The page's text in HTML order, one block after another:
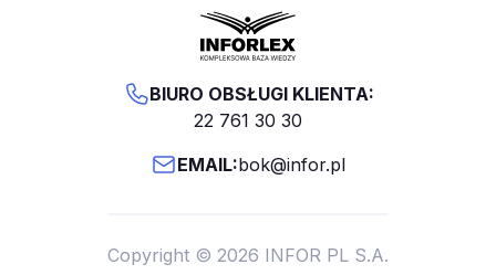
BIURO OBSŁUGI KLIENTA:
22 761 30 30
EMAIL:bok@infor.pl
Copyright © 2026 INFOR PL S.A.